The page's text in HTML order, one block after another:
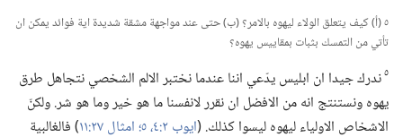
٥ (‏أ)‏ كيف يتعلق الولاء ليهوه بالامر؟‏ (‏ب)‏ حتى عند مواجهة مشقة شديدة اية فوائد يمكن ان
تأتي من التمسك بثبات بمقاييس يهوه؟‏
٥ندرك جيدا ان ابليس يدّعي اننا عندما نختبر الالم الشخصي نتجاهل طرق
يهوه ونستنتج انه من الافضل ان نقرر لانفسنا ما هو خير وما هو شر.‏ ولكنّ
الاشخاص الاولياء ليهوه ليسوا كذلك.‏ (‏ايوب ٢:‏​٤،‏ ٥؛‏ امثال ٢٧:‏١١
‏)‏ فالغالبية